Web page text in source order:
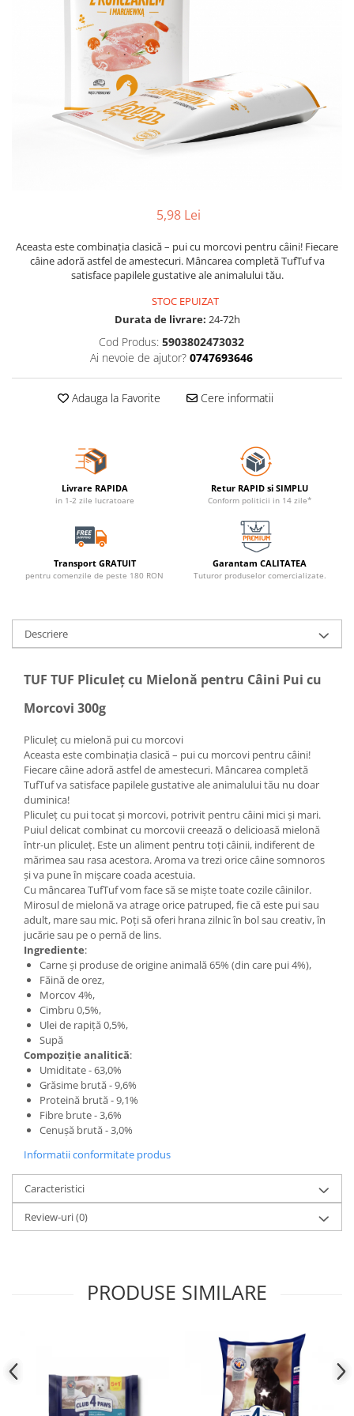
5,98 Lei
Aceasta este combinația clasică – pui cu morcovi pentru câini! Fiecare
câine adoră astfel de amestecuri. Mâncarea completă TufTuf va
satisface papilele gustative ale animalului tău.
STOC EPUIZAT
Durata de livrare: 24-72h
Cod Produs: 5903802473032
Ai nevoie de ajutor? 0747693646
Adauga la Favorite Cere informatii
Livrare RAPIDA
in 1-2 zile lucratoare
Retur RAPID si SIMPLU
Conform politicii in 14 zile*
Transport GRATUIT
pentru comenzile de peste 180 RON
Garantam CALITATEA
Tuturor produselor comercializate.
Descriere
TUF TUF Pliculeț cu Mielonă pentru Câini Pui cu
Morcovi 300g
Pliculeț cu mielonă pui cu morcovi
Aceasta este combinația clasică – pui cu morcovi pentru câini!
Fiecare câine adoră astfel de amestecuri. Mâncarea completă
TufTuf va satisface papilele gustative ale animalului tău nu doar
duminica!
Pliculeț cu pui tocat și morcovi, potrivit pentru câini mici și mari.
Puiul delicat combinat cu morcovii creează o delicioasă mielonă
într-un pliculeț. Este un aliment pentru toți câinii, indiferent de
mărimea sau rasa acestora. Aroma va trezi orice câine somnoros
și va pune în mișcare coada acestuia.
Cu mâncarea TufTuf vom face să se miște toate cozile câinilor.
Mirosul de mielonă va atrage orice patruped, fie că este pui sau
adult, mare sau mic. Poți să oferi hrana zilnic în bol sau creativ, în
jucărie sau pe o pernă de lins.
Ingrediente:
Carne și produse de origine animală 65% (din care pui 4%),
Făină de orez,
Morcov 4%,
Cimbru 0,5%,
Ulei de rapiță 0,5%,
Supă
Compoziție analitică:
Umiditate - 63,0%
Grăsime brută - 9,6%
Proteină brută - 9,1%
Fibre brute - 3,6%
Cenușă brută - 3,0%
Informatii conformitate produs
Caracteristici
Review-uri(0)
PRODUSE SIMILARE